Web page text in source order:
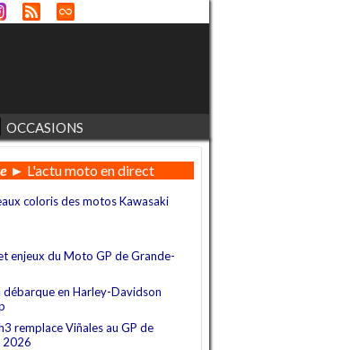
OCCASIONS
► L'actu moto en direct
coloris des motos Kawasaki
enjeux du Moto GP de Grande-
en Harley-Davidson
remplace Viñales au GP de
2026